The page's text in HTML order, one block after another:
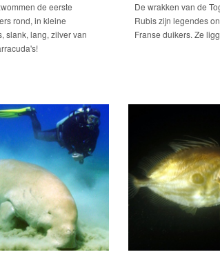
de eerste
rond, in kleine
slank, lang, zilver van
De wrakken van de
Rubis zijn legendes
Franse duikers. Ze